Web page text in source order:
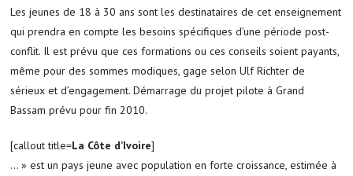
Les jeunes de 18 à 30 ans sont les destinataires de cet enseignement
qui prendra en compte les besoins spécifiques d’une période post-
conflit. Il est prévu que ces formations ou ces conseils soient payants,
même pour des sommes modiques, gage selon Ulf Richter de
sérieux et d’engagement. Démarrage du projet pilote à Grand
Bassam prévu pour fin 2010.
[callout title=La Côte d’Ivoire]
… » est un pays jeune avec population en forte croissance, estimée à